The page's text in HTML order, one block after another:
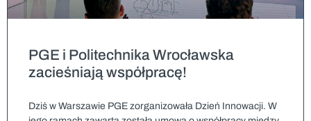
PGE i Politechnika Wrocławska
zacieśniają współpracę!
Dziś w Warszawie PGE zorganizowała Dzień Innowacji. W